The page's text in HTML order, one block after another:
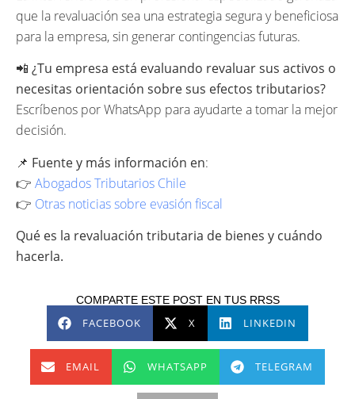
que la revaluación sea una estrategia segura y beneficiosa
para la empresa, sin generar contingencias futuras.
📲 ¿Tu empresa está evaluando revaluar sus activos o
necesitas orientación sobre sus efectos tributarios?
Escríbenos por WhatsApp para ayudarte a tomar la mejor
decisión.
📌 Fuente y más información en:
👉 Abogados Tributarios Chile
👉 Otras noticias sobre evasión fiscal
Qué es la revaluación tributaria de bienes y cuándo
hacerla.
COMPARTE ESTE POST EN TUS RRSS
FACEBOOK X LINKEDIN
EMAIL WHATSAPP TELEGRAM